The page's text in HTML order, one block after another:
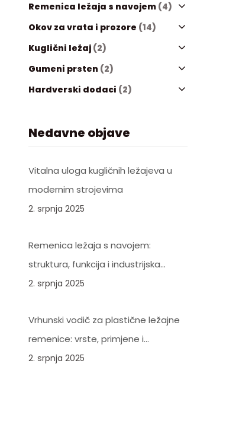
Remenica ležaja s navojem (4)
Okov za vrata i prozore (14)
Kuglični ležaj (2)
Gumeni prsten (2)
Hardverski dodaci (2)
Nedavne objave
Vitalna uloga kugličnih ležajeva u
modernim strojevima
2. srpnja 2025
Remenica ležaja s navojem:
struktura, funkcija i industrijska
važnost
2. srpnja 2025
Vrhunski vodič za plastične ležajne
remenice: vrste, primjene i
prednosti
2. srpnja 2025